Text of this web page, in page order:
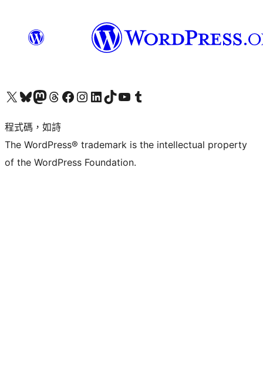
查看我們的 X (之前的 Twitter) 帳號造訪我們的 Bluesky 帳號造訪我們的 Mastodon 帳號造訪我們的 Threads 帳號 造訪我們的 Facebook 粉絲專頁Visit our Instagram account
Visit our LinkedIn account
造訪我們的 TikTok 帳號Visit our YouTube channel
造訪我們的 Tumblr 帳號
程式碼，如詩
The WordPress® trademark is the intellectual property
of the WordPress Foundation.